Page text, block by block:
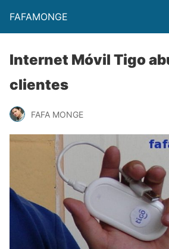
FAFAMONGE
Internet Móvil Tigo
clientes
FAFA MONGE